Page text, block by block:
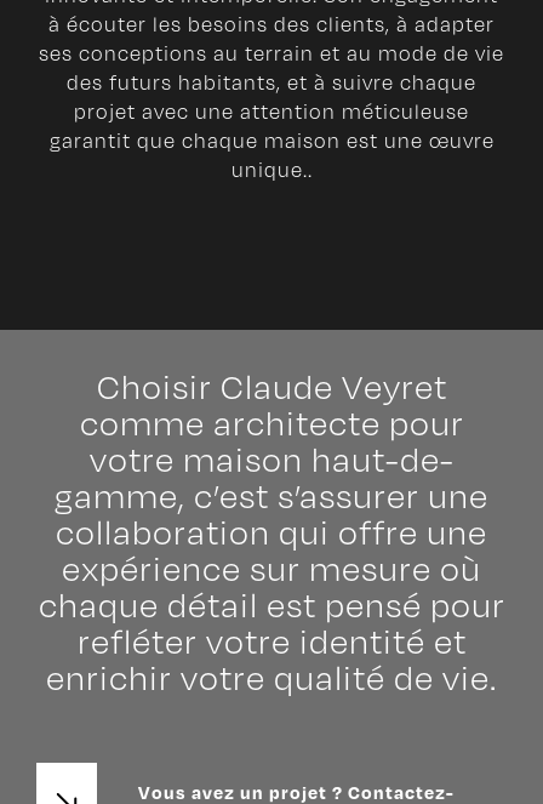
à écouter les besoins des clients, à adapter
ses conceptions au terrain et au mode de vie
des futurs habitants, et à suivre chaque
projet avec une attention méticuleuse
garantit que chaque maison est une œuvre
unique..
Choisir Claude Veyret
comme architecte pour
votre maison haut-de-
gamme, c’est s’assurer une
collaboration qui offre une
expérience sur mesure où
chaque détail est pensé pour
refléter votre identité et
enrichir votre qualité de vie.
Vous avez un projet ? Contactez-